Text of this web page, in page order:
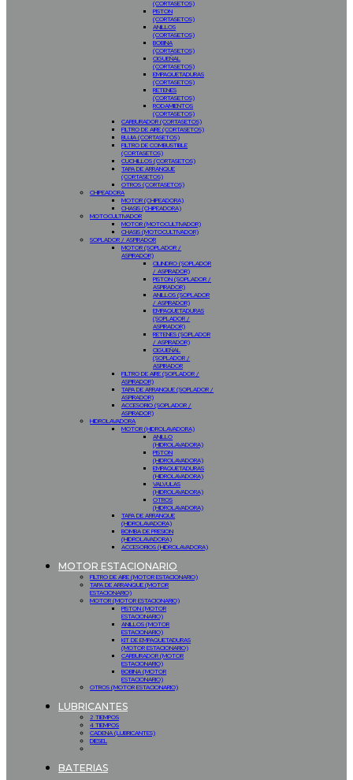
(CORTASETOS)
PISTON
(CORTASETOS)
ANILLOS
(CORTASETOS)
BOBINA
(CORTASETOS)
CIGUEÑAL
(CORTASETOS)
EMPAQUETADURAS
(CORTASETOS)
RETENES
(CORTASETOS)
RODAMIENTOS
(CORTASETOS)
CARBURADOR (CORTASETOS)
FILTRO DE AIRE (CORTASETOS)
BUJIA (CORTASETOS)
FILTRO DE COMBUSTIBLE
(CORTASETOS)
CUCHILLOS (CORTASETOS)
TAPA DE ARRANQUE
(CORTASETOS)
OTROS (CORTASETOS)
CHIPEADORA
MOTOR (CHIPEADORA)
CHASIS (CHIPEADORA)
MOTOCULTIVADOR
MOTOR (MOTOCULTIVADOR)
CHASIS (MOTOCULTIVADOR)
SOPLADOR / ASPIRADOR
MOTOR (SOPLADOR /
ASPIRADOR)
CILINDRO (SOPLADOR
/ ASPIRADOR)
PISTON (SOPLADOR /
ASPIRADOR)
ANILLOS (SOPLADOR
/ ASPIRADOR)
EMPAQUETADURAS
(SOPLADOR /
ASPIRADOR)
RETENES (SOPLADOR
/ ASPIRADOR)
CIGUEÑAL
(SOPLADOR /
ASPIRADOR
FILTRO DE AIRE (SOPLADOR /
ASPIRADOR)
TAPA DE ARRANQUE (SOPLADOR /
ASPIRADOR)
ACCESORIO (SOPLADOR /
ASPIRADOR)
HIDROLAVADORA
MOTOR (HIDROLAVADORA)
ANILLO
(HIDROLAVADORA)
PISTON
(HIDROLAVADORA)
EMPAQUETADURAS
(HIDROLAVADORA)
VALVULAS
(HIDROLAVADORA)
OTROS
(HIDROLAVADORA)
TAPA DE ARRANQUE
(HIDROLAVADORA)
BOMBA DE PRESION
(HIDROLAVADORA)
ACCESORIOS (HIDROLAVADORA)
MOTOR ESTACIONARIO
FILTRO DE AIRE (MOTOR ESTACIONARIO)
TAPA DE ARRANQUE (MOTOR
ESTACIONARIO)
MOTOR (MOTOR ESTACIONARIO)
PISTON (MOTOR
ESTACIONARIO)
ANILLOS (MOTOR
ESTACIONARIO)
KIT DE EMPAQUETADURAS
(MOTOR ESTACIONARIO)
CARBURADOR (MOTOR
ESTACIONARIO)
BOBINA (MOTOR
ESTACIONARIO)
OTROS (MOTOR ESTACIONARIO)
LUBRICANTES
2 TIEMPOS
4 TIEMPOS
CADENA (LUBRICANTES)
DIESEL
BATERIAS